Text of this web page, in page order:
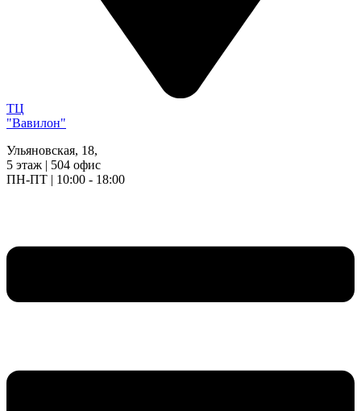
ТЦ
"Вавилон"
Ульяновская, 18,
5 этаж | 504 офис
ПН-ПТ | 10:00 - 18:00